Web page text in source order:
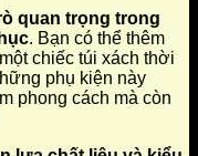
quan trọng trong
. Bạn có thể thêm
chiếc túi xách thời
phụ kiện này
phong cách mà còn